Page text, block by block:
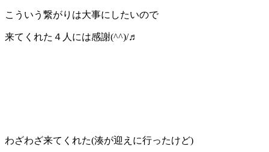
こういう繋がりは大事にしたいので
来てくれた４人には感謝(^^)/♬
わざわざ来てくれた(湊が迎えに行ったけど)